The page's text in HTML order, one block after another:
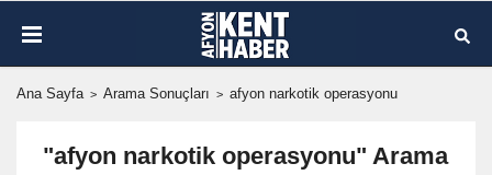
Ana Sayfa Arama Sonuçları afyon narkotik operasyonu
"afyon narkotik operasyonu" Arama